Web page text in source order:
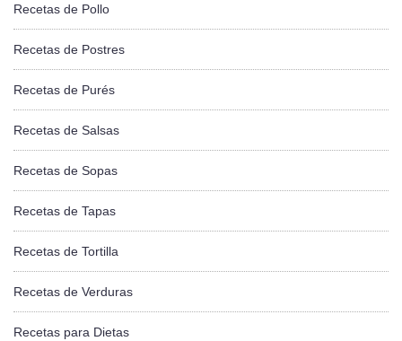
Recetas de Pollo
Recetas de Postres
Recetas de Purés
Recetas de Salsas
Recetas de Sopas
Recetas de Tapas
Recetas de Tortilla
Recetas de Verduras
Recetas para Dietas